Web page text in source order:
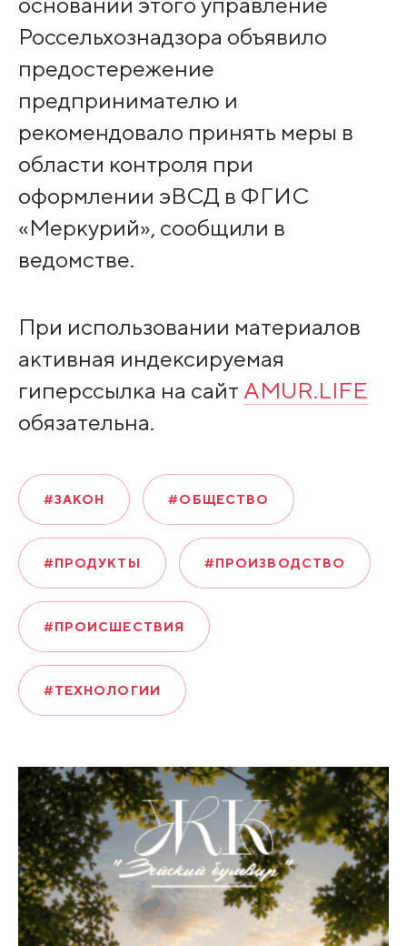
Россельхознадзора объявило
предостережение
предпринимателю и
рекомендовало принять меры в
области контроля при
оформлении эВСД в ФГИС
«Меркурий», сообщили в
ведомстве.
При использовании материалов
активная индексируемая
гиперссылка на сайт AMUR.LIFE
обязательна.
#ЗАКОН #ОБЩЕСТВО
#ПРОДУКТЫ #ПРОИЗВОДСТВО
#ПРОИСШЕСТВИЯ
#ТЕХНОЛОГИИ